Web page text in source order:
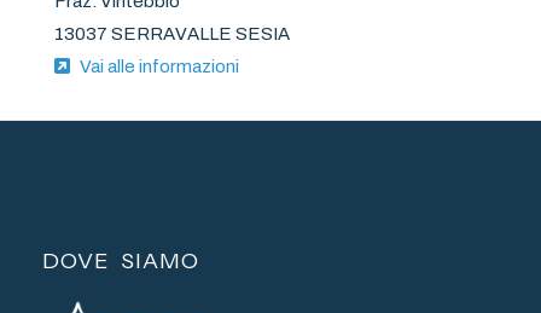
13037 SERRAVALLE SESIA
Vai alle informazioni
DOVE SIAMO